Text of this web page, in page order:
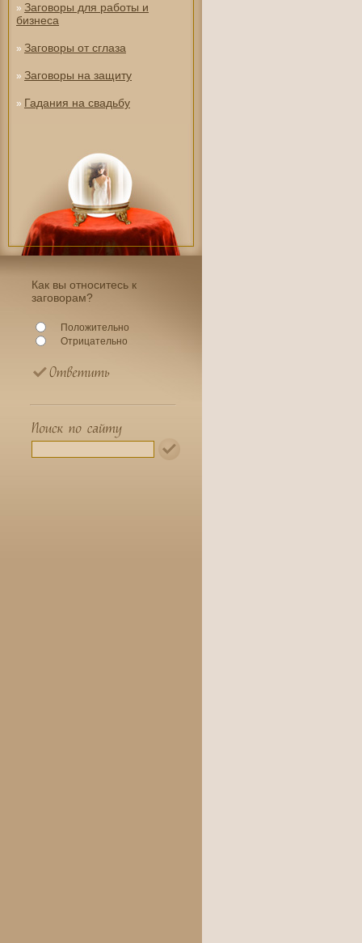
» Заговоры для работы и
бизнеса
» Заговоры от сглаза
» Заговоры на защиту
» Гадания на свадьбу
Как вы относитесь к
заговорам?
Положительно
Отрицательно